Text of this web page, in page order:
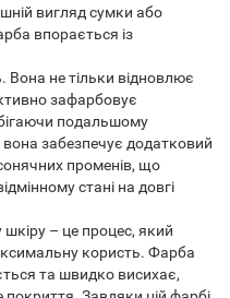
вигляд сумки або
впорається із
Вона не тільки відновлює
зафарбовує
подальшому
забезпечує додатковий
променів, що
стані на довгі
– це процес, який
користь. Фарба
та швидко висихає,